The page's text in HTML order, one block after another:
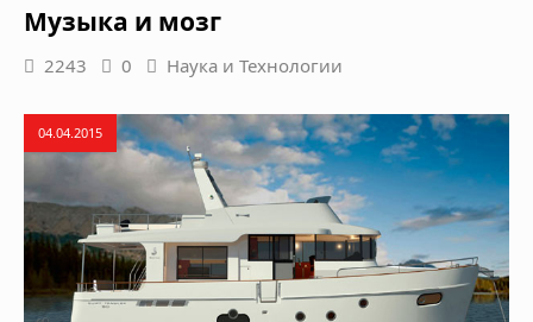
Музыка и мозг
2243 0 Наука и Технологии
04.04.2015